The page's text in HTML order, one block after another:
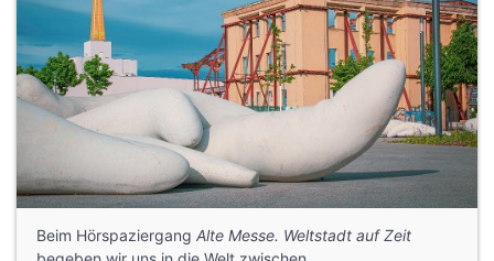
Beim Hörspaziergang Alte Messe. Weltstadt auf Zeit